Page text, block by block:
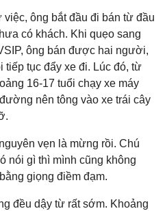
ông bắt đầu đi bán từ đầu
có khách. Khi quẹo sang
ông bán được hai người,
tiếp tục đẩy xe đi. Lúc đó, từ
16-17 tuổi chạy xe máy
nên tông vào xe trái cây
vẹn là mừng rồi. Chú
nói gì thì mình cũng không
giọng điềm đạm.
đều dậy từ rất sớm. Khoảng